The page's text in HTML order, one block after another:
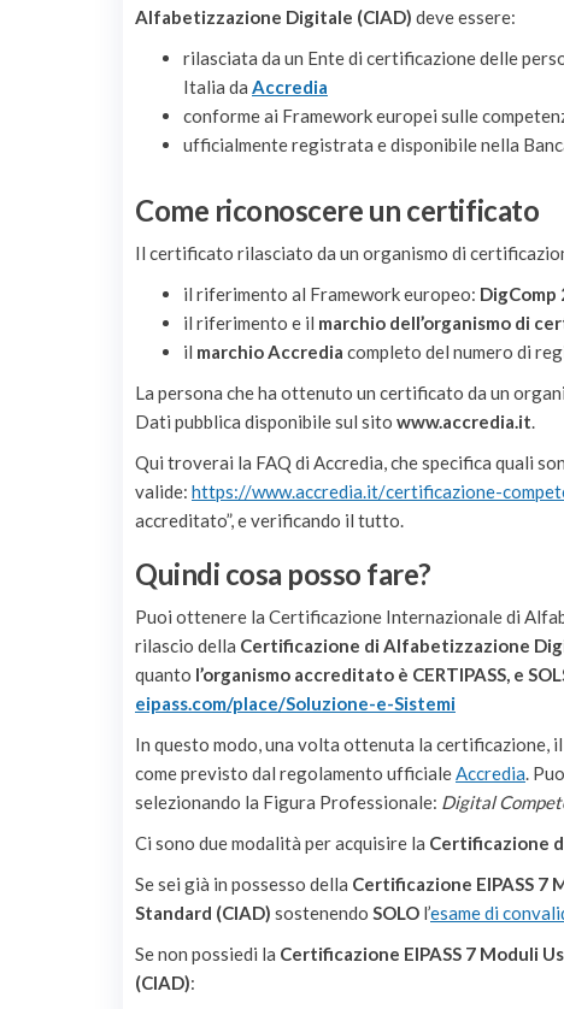
Alfabetizzazione Digitale (CIAD) deve essere:
rilasciata da un Ente di certificazione delle
Italia da Accredia
conforme ai Framework europei sulle
ufficialmente registrata e disponibile nella
Come riconoscere un certificato
Il certificato rilasciato da un organismo di
il riferimento al Framework europeo: DigComp
il riferimento e il marchio dell’organismo di
il marchio Accredia completo del numero di
La persona che ha ottenuto un certificato da un
Dati pubblica disponibile sul sito www.accredia.it.
Qui troverai la FAQ di Accredia, che specifica quali
valide: https://www.accredia.it/certificazione-
accreditato”, e verificando il tutto.
Quindi cosa posso fare?
Puoi ottenere la Certificazione Internazionale di
rilascio della Certificazione di Alfabetizzazione
quanto l’organismo accreditato è CERTIPASS, e
eipass.com/place/Soluzione-e-Sistemi
In questo modo, una volta ottenuta la
come previsto dal regolamento ufficialeAccredia.
selezionando la Figura Professionale: Digital
Ci sono due modalità per acquisire la Certificazione
Se sei già in possesso della Certificazione EIPASS 7
Standard (CIAD) sostenendo SOLO l’esame di
Se non possiedi la Certificazione EIPASS 7 Moduli
(CIAD):